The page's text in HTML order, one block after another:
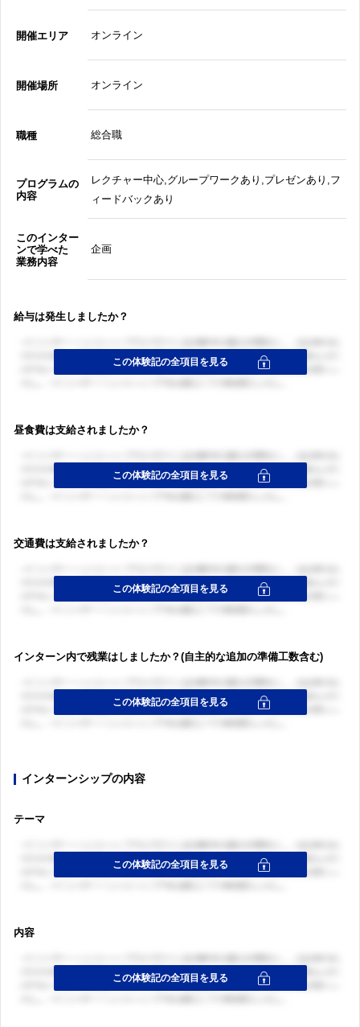
開催エリア オンライン
開催場所 オンライン
職種 総合職
プログラムの
内容
レクチャー中心,グループワークあり,プレゼンあり,フ
ィードバックあり
このインター
ンで学べた
業務内容
企画
給与は発生しましたか？
昼食費は支給されましたか？
交通費は支給されましたか？
インターン内で残業はしましたか？(自主的な追加の準備工数含む)
インターンシップの内容
テーマ
内容